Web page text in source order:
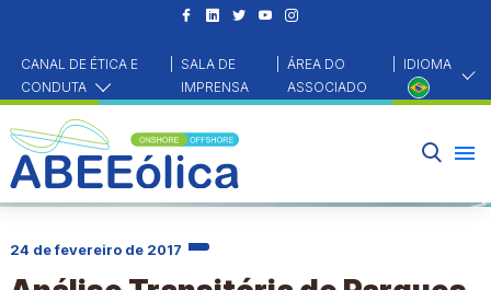
CANAL DE ÉTICA E
CONDUTA
SALA DE
IMPRENSA
ÁREA DO
ASSOCIADO
IDIOMA
HOME
DADOS EXTERNOS
ANÁLISE TRANSITÓRIA DE PARQUES EÓLICOS MISTOS, COMPOSTOS POR GERADORES DE
INDUÇÃO GAIOLA DE ESQUILO E DUPLAMENTE ALIMENTADOS
24 de fevereiro de 2017